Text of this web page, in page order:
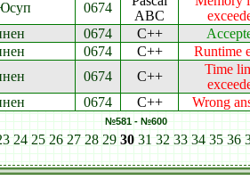
0674
ABC
0674 C++
0674 C++
Runtime
0674 C++
Time
0674 C++
Wrong
№581 - №600
24 25 26 27 28 29 30 31 32 33 34 35 36